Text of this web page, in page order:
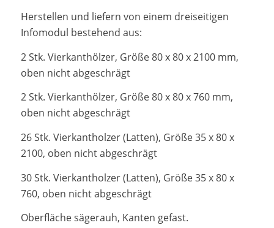
Herstellen und liefern von einem dreiseitigen
Infomodul bestehend aus:
2 Stk. Vierkanthölzer, Größe 80 x 80 x 2100 mm,
oben nicht abgeschrägt
2 Stk. Vierkanthölzer, Größe 80 x 80 x 760 mm,
oben nicht abgeschrägt
26 Stk. Vierkantholzer (Latten), Größe 35 x 80 x
2100, oben nicht abgeschrägt
30 Stk. Vierkantholzer (Latten), Größe 35 x 80 x
760, oben nicht abgeschrägt
Oberfläche sägerauh, Kanten gefast.